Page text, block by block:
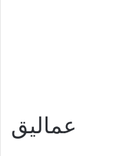
عماليق